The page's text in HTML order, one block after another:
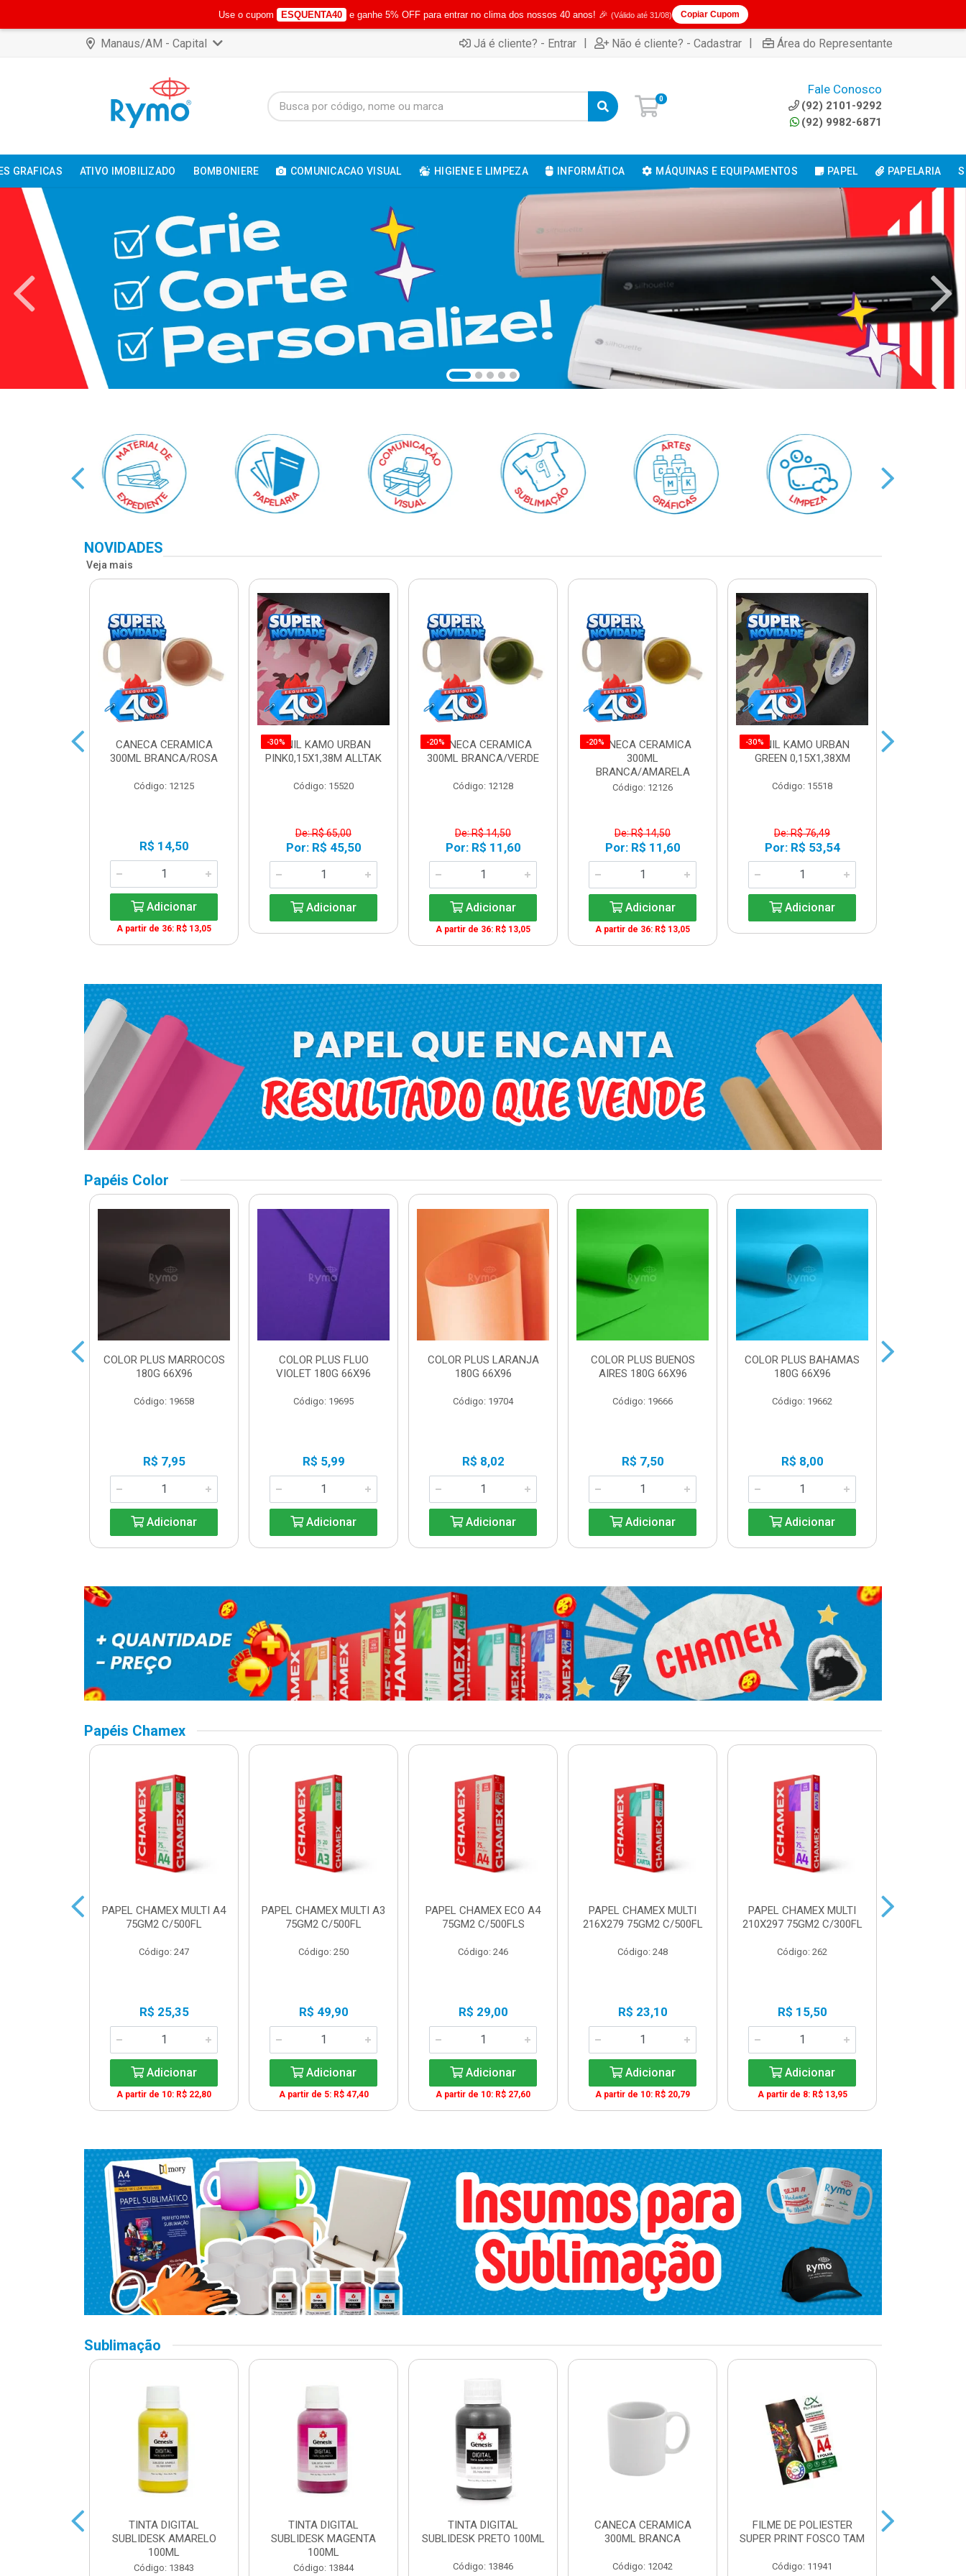
Manaus/AM - Capital Já é cliente? - Entrar | Não é cliente? - Cadastrar | Área do Representante
0
Fale Conosco
(92) 2101-9292
(92) 9982-6871
GRAFICAS ATIVO IMOBILIZADO BOMBONIERE COMUNICACAO VISUAL HIGIENE E LIMPEZA INFORMÁTICA MÁQUINAS E EQUIPAMENTOS PAPEL PAPELARIA
NOVIDADES
Veja mais
CANECA CERAMICA
300ML BRANCA/ROSA
Código: 12125
R$ 14,50
Adicionar
A partir de 36: R$ 13,05
-30%VINIL KAMO URBAN
PINK0,15X1,38M ALLTAK
Código: 15520
De: R$ 65,00
Por: R$ 45,50
Adicionar
-20%CANECA CERAMICA
300ML BRANCA/VERDE
Código: 12128
De: R$ 14,50
Por: R$ 11,60
Adicionar
A partir de 36: R$ 13,05
-20%CANECA CERAMICA
300ML
BRANCA/AMARELA
Código: 12126
De: R$ 14,50
Por: R$ 11,60
Adicionar
A partir de 36: R$ 13,05
-30%VINIL KAMO URBAN
GREEN 0,15X1,38XM
Código: 15518
De: R$ 76,49
Por: R$ 53,54
Adicionar
Papéis Color
COLOR PLUS MARROCOS
180G 66X96
Código: 19658
R$ 7,95
Adicionar
COLOR PLUS FLUO
VIOLET 180G 66X96
Código: 19695
R$ 5,99
Adicionar
COLOR PLUS LARANJA
180G 66X96
Código: 19704
R$ 8,02
Adicionar
COLOR PLUS BUENOS
AIRES 180G 66X96
Código: 19666
R$ 7,50
Adicionar
COLOR PLUS BAHAMAS
180G 66X96
Código: 19662
R$ 8,00
Adicionar
Papéis Chamex
PAPEL CHAMEX MULTI A4
75GM2 C/500FL
Código: 247
R$ 25,35
Adicionar
A partir de 10: R$ 22,80
PAPEL CHAMEX MULTI A3
75GM2 C/500FL
Código: 250
R$ 49,90
Adicionar
A partir de 5: R$ 47,40
PAPEL CHAMEX ECO A4
75GM2 C/500FLS
Código: 246
R$ 29,00
Adicionar
A partir de 10: R$ 27,60
PAPEL CHAMEX MULTI
216X279 75GM2 C/500FL
Código: 248
R$ 23,10
Adicionar
A partir de 10: R$ 20,79
PAPEL CHAMEX MULTI
210X297 75GM2 C/300FL
Código: 262
R$ 15,50
Adicionar
A partir de 8: R$ 13,95
Sublimação
TINTA DIGITAL
SUBLIDESK AMARELO
100ML
Código: 13843
TINTA DIGITAL
SUBLIDESK MAGENTA
100ML
Código: 13844
TINTA DIGITAL
SUBLIDESK PRETO 100ML
Código: 13846
CANECA CERAMICA
300ML BRANCA
Código: 12042
FILME DE POLIESTER
SUPER PRINT FOSCO TAM
Código: 11941
Use o cupom ESQUENTA40 e ganhe 5% OFF para entrar no clima dos nossos 40 anos! 🎉 (Válido até 31/08) Copiar Cupom